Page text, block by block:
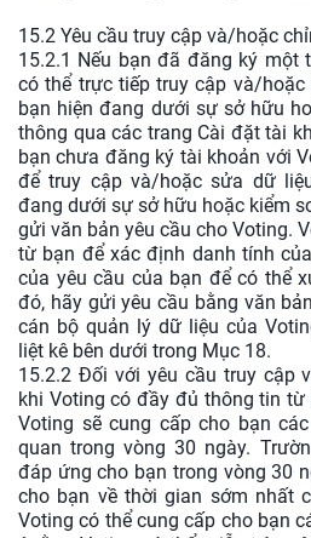
15.2 Yêu cầu truy cập và/hoặc
15.2.1 Nếu bạn đã đăng ký một
có thể trực tiếp truy cập và/
bạn hiện đang dưới sự sở hữu
thông qua các trang Cài đặt tài
bạn chưa đăng ký tài khoản với
để truy cập và/hoặc sửa dữ
đang dưới sự sở hữu hoặc kiểm
gửi văn bản yêu cầu cho Voting.
từ bạn để xác định danh tính
của yêu cầu của bạn để có thể
đó, hãy gửi yêu cầu bằng văn
cán bộ quản lý dữ liệu của
liệt kê bên dưới trong Mục 18.
15.2.2 Đối với yêu cầu truy cập
khi Voting có đầy đủ thông tin
Voting sẽ cung cấp cho bạn
quan trong vòng 30 ngày.
đáp ứng cho bạn trong vòng 30
cho bạn về thời gian sớm nhất
Voting có thể cung cấp cho bạn